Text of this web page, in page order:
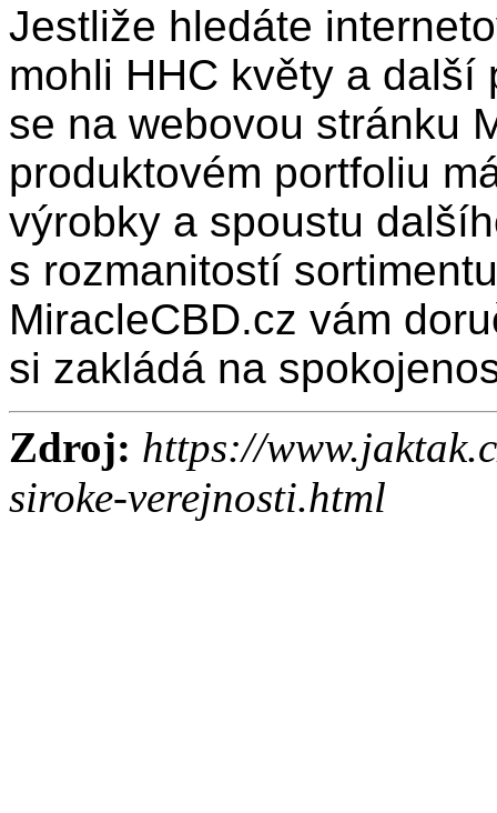
Jestliže hledáte
mohli HHC květy a
se na webovou stránku
produktovém portfoliu
výrobky a spoustu
s rozmanitostí
MiracleCBD.cz vám
si zakládá na
Zdroj: https://
siroke-verejnosti.html